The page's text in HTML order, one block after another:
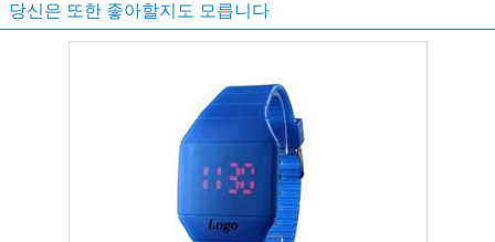
당신은 또한 좋아할지도 모릅니다